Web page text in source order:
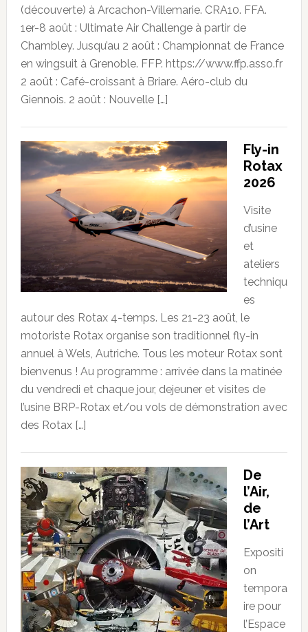
(découverte) à Arcachon-Villemarie. CRA10. FFA.
1er-8 août : Ultimate Air Challenge à partir de
Chambley. Jusqu’au 2 août : Championnat de France
en wingsuit à Grenoble. FFP. https://www.ffp.asso.fr
2 août : Café-croissant à Briare. Aéro-club du
Giennois. 2 août : Nouvelle […]
Fly-in
Rotax
2026
Visite
d’usine
et
ateliers
techniqu
es
autour des Rotax 4-temps. Les 21-23 août, le
motoriste Rotax organise son traditionnel fly-in
annuel à Wels, Autriche. Tous les moteur Rotax sont
bienvenus ! Au programme : arrivée dans la matinée
du vendredi et chaque jour, dejeuner et visites de
l’usine BRP-Rotax et/ou vols de démonstration avec
des Rotax […]
De
l’Air,
de
l’Art
Expositi
on
tempora
ire pour
l’Espace